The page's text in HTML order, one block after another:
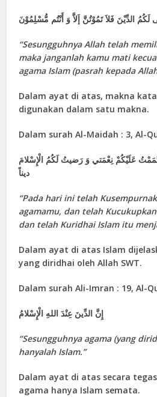
الدِّيْنَ فَلاَ تَمُوْتُنَّ إَلاَّ وَ أَنْتُم مُّسْلِمُوْنَ
“Sesungguhnya Allah telah
maka janganlah kamu mati
agama Islam (pasrah kepada
Dalam ayat di atas, makna kata
digunakan dalam satu makna.
Dalam surah Al-Maidah : 3, Al-
عَلَيْكُمْ نِعْمَتي‏ وَ رَضيتُ لَكُمُ الْإِسْلامَ
ديناً
“Pada hari ini telah
agamamu, dan telah
dan telah Kuridhai Islam itu
Dalam ayat di atas Islam
yang diridhai oleh Allah SWT.
Dalam surah Ali-Imran : 19, Al-
إِنَّ الدِّينَ عِنْدَ اللهِ الْإِسْلامُ
“Sesungguhnya agama (yang
hanyalah Islam.”
Dalam ayat di atas secara
agama hanya Islam semata.